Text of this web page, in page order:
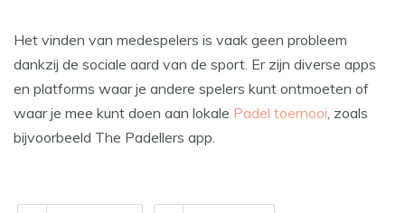
Het vinden van medespelers is vaak geen probleem
dankzij de sociale aard van de sport. Er zijn diverse apps
en platforms waar je andere spelers kunt ontmoeten of
waar je mee kunt doen aan lokale Padel toernooi, zoals
bijvoorbeeld The Padellers app.